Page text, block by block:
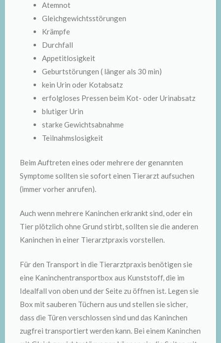
Atemnot
Gleichgewichtsstörungen
Krämpfe
Durchfall
Appetitlosigkeit
Geburtstörungen ( länger als 30 min)
kein Urin oder Kotabsatz
erfolgloses Pressen beim Kot- oder Urinabsatz
blutiger Urin
starke Gewichtsabnahme
Teilnahmslosigkeit
Beim Auftreten eines oder mehrere der genannten
Symptome sollten sie sofort einen Tierarzt aufsuchen
(immer vorher anrufen).
Auch wenn mehrere Kaninchen erkrankt sind, oder ein
Tier plötzlich ohne Grund stirbt, sollten sie die anderen
Kaninchen in einer Tierarztpraxis vorstellen.
Für den Transport in die Tierarztpraxis benötigen sie
eine Kaninchentransportbox aus Kunststoff, die im
Idealfall von oben und der Seite zu öffnen ist. Legen sie
Box mit sauberen Tüchern aus und stellen sie sicher,
dass die Türen verschlossen sind und das Kaninchen
zugfrei transportiert werden kann. Bei einem Kaninchen